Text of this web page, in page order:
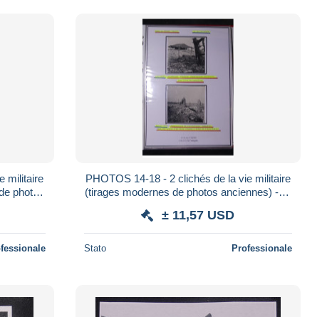
militaire
photos
PHOTOS 14-18 - 2 clichés de la vie militaire
(tirages modernes de photos anciennes) - M
± 11,57 USD
Stato Professionale